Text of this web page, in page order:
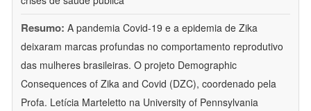
Resumo: A pandemia Covid-19 e a epidemia de Zika
deixaram marcas profundas no comportamento reprodutivo
das mulheres brasileiras. O projeto Demographic
Consequences of Zika and Covid (DZC), coordenado pela
Profa. Letícia Marteletto na University of Pennsylvania